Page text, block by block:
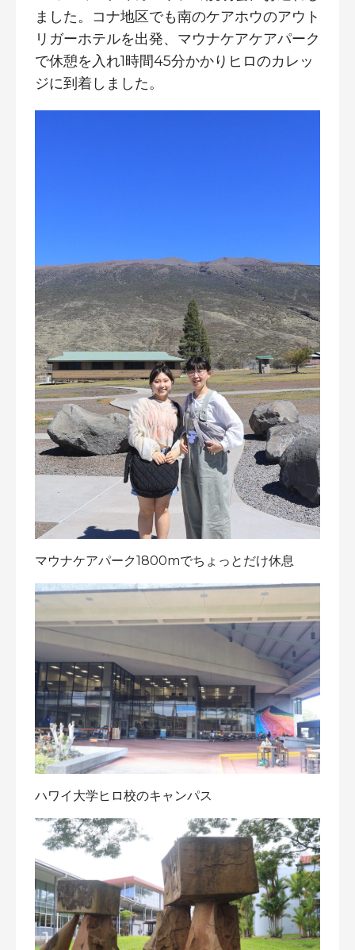
ました。コナ地区でも南のケアホウのアウト
リガーホテルを出発、マウナケアケアパーク
で休憩を入れ1時間45分かかりヒロのカレッ
ジに到着しました。
マウナケアパーク1800mでちょっとだけ休息
ハワイ大学ヒロ校のキャンパス